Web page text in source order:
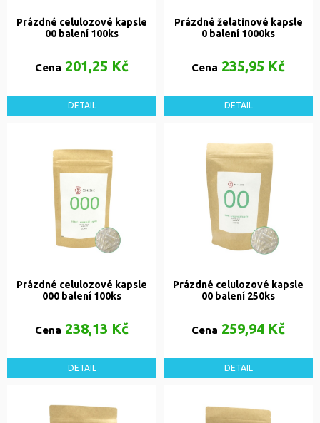
Prázdné celulozové kapsle
00 balení 100ks
Cena 201,25 Kč
DETAIL
Prázdné želatinové kapsle
0 balení 1000ks
Cena 235,95 Kč
DETAIL
Prázdné celulozové kapsle
000 balení 100ks
Cena 238,13 Kč
DETAIL
Prázdné celulozové kapsle
00 balení 250ks
Cena 259,94 Kč
DETAIL